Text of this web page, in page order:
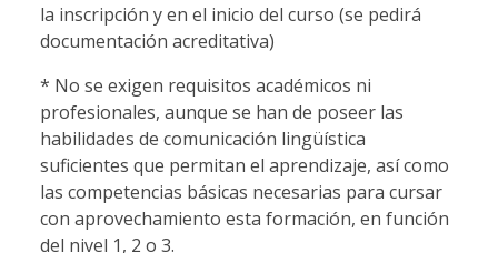
la inscripción y en el inicio del curso (se pedirá
documentación acreditativa)
* No se exigen requisitos académicos ni
profesionales, aunque se han de poseer las
habilidades de comunicación lingüística
suficientes que permitan el aprendizaje, así como
las competencias básicas necesarias para cursar
con aprovechamiento esta formación, en función
del nivel 1, 2 o 3.